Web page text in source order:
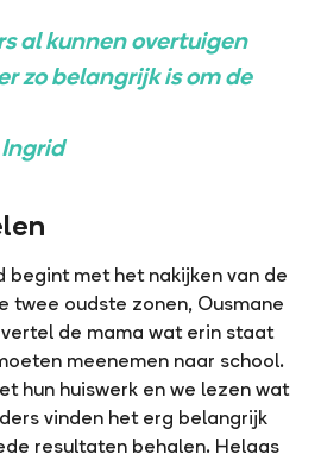
al kunnen overtuigen
zo belangrijk is om de
begint met het nakijken van de
twee oudste zonen, Ousmane
vertel de mama wat erin staat
meenemen naar school.
hun huiswerk en we lezen wat
vinden het erg belangrijk
resultaten behalen. Helaas